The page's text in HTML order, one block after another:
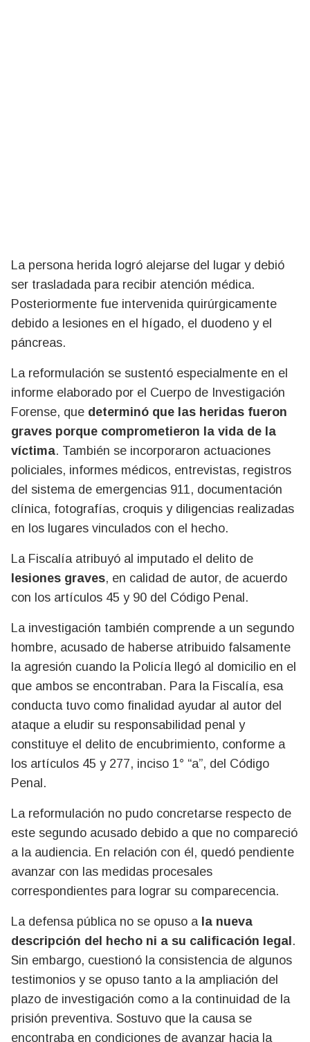
La persona herida logró alejarse del lugar y debió
ser trasladada para recibir atención médica.
Posteriormente fue intervenida quirúrgicamente
debido a lesiones en el hígado, el duodeno y el
páncreas.
La reformulación se sustentó especialmente en el
informe elaborado por el Cuerpo de Investigación
Forense, que determinó que las heridas fueron
graves porque comprometieron la vida de la
víctima. También se incorporaron actuaciones
policiales, informes médicos, entrevistas, registros
del sistema de emergencias 911, documentación
clínica, fotografías, croquis y diligencias realizadas
en los lugares vinculados con el hecho.
La Fiscalía atribuyó al imputado el delito de
lesiones graves, en calidad de autor, de acuerdo
con los artículos 45 y 90 del Código Penal.
La investigación también comprende a un segundo
hombre, acusado de haberse atribuido falsamente
la agresión cuando la Policía llegó al domicilio en el
que ambos se encontraban. Para la Fiscalía, esa
conducta tuvo como finalidad ayudar al autor del
ataque a eludir su responsabilidad penal y
constituye el delito de encubrimiento, conforme a
los artículos 45 y 277, inciso 1° “a”, del Código
Penal.
La reformulación no pudo concretarse respecto de
este segundo acusado debido a que no compareció
a la audiencia. En relación con él, quedó pendiente
avanzar con las medidas procesales
correspondientes para lograr su comparecencia.
La defensa pública no se opuso a la nueva
descripción del hecho ni a su calificación legal.
Sin embargo, cuestionó la consistencia de algunos
testimonios y se opuso tanto a la ampliación del
plazo de investigación como a la continuidad de la
prisión preventiva. Sostuvo que la causa se
encontraba en condiciones de avanzar hacia la